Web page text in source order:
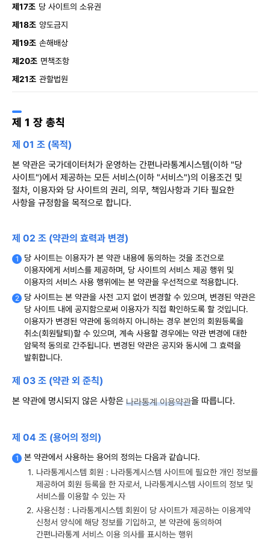
제17조 당 사이트의 소유권
제18조 양도금지
제19조 손해배상
제20조 면책조항
제21조 관할법원
제 1 장 총칙
제 01 조 (목적)
본 약관은 국가데이터처가 운영하는 간편나라통계시스템(이하 "당
사이트")에서 제공하는 모든 서비스(이하 "서비스")의 이용조건 및
절차, 이용자와 당 사이트의 권리, 의무, 책임사항과 기타 필요한
사항을 규정함을 목적으로 합니다.
제 02 조 (약관의 효력과 변경)
당 사이트는 이용자가 본 약관 내용에 동의하는 것을 조건으로
이용자에게 서비스를 제공하며, 당 사이트의 서비스 제공 행위 및
이용자의 서비스 사용 행위에는 본 약관을 우선적으로 적용합니다.
당 사이트는 본 약관을 사전 고지 없이 변경할 수 있으며, 변경된 약관은
당 사이트 내에 공지함으로써 이용자가 직접 확인하도록 할 것입니다.
이용자가 변경된 약관에 동의하지 아니하는 경우 본인의 회원등록을
취소(회원탈퇴)할 수 있으며, 계속 사용할 경우에는 약관 변경에 대한
암묵적 동의로 간주됩니다. 변경된 약관은 공지와 동시에 그 효력을
발휘합니다.
제 03 조 (약관 외 준칙)
본 약관에 명시되지 않은 사항은 나라통계 이용약관을 따릅니다.
제 04 조 (용어의 정의)
본 약관에서 사용하는 용어의 정의는 다음과 같습니다.
나라통계시스템 회원 : 나라통계시스템 사이트에 필요한 개인 정보를
제공하여 회원 등록을 한 자로서, 나라통계시스템 사이트의 정보 및
서비스를 이용할 수 있는 자
사용신청 : 나라통계시스템 회원이 당 사이트가 제공하는 이용계약
신청서 양식에 해당 정보를 기입하고, 본 약관에 동의하여
간편나라통계 서비스 이용 의사를 표시하는 행위